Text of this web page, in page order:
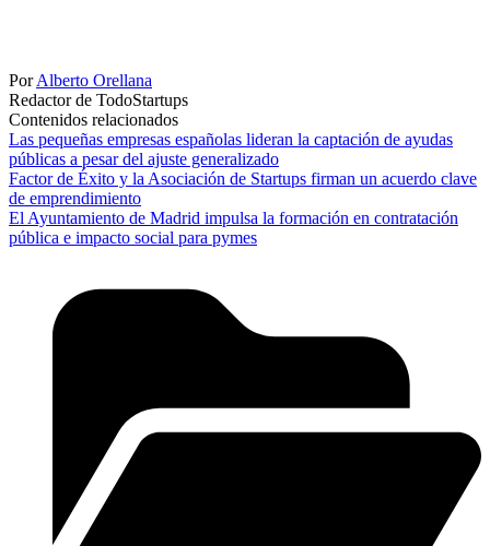
PorAlberto Orellana
Redactor de TodoStartups
Contenidos relacionados
Las pequeñas empresas españolas lideran la captación de ayudas
públicas a pesar del ajuste generalizado
Factor de Éxito y la Asociación de Startups firman un acuerdo clave
de emprendimiento
El Ayuntamiento de Madrid impulsa la formación en contratación
pública e impacto social para pymes